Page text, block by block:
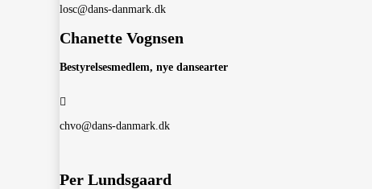
losc@dans-danmark.dk
Chanette Vognsen
Bestyrelsesmedlem, nye dansearter
chvo@dans-danmark.dk
Per Lundsgaard